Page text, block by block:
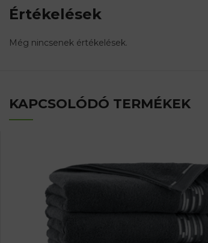
Értékelések
Még nincsenek értékelések.
KAPCSOLÓDÓ TERMÉKEK